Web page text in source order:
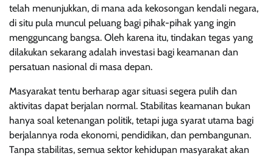
telah menunjukkan, di mana ada kekosongan kendali negara,
di situ pula muncul peluang bagi pihak-pihak yang ingin
mengguncang bangsa. Oleh karena itu, tindakan tegas yang
dilakukan sekarang adalah investasi bagi keamanan dan
persatuan nasional di masa depan.
Masyarakat tentu berharap agar situasi segera pulih dan
aktivitas dapat berjalan normal. Stabilitas keamanan bukan
hanya soal ketenangan politik, tetapi juga syarat utama bagi
berjalannya roda ekonomi, pendidikan, dan pembangunan.
Tanpa stabilitas, semua sektor kehidupan masyarakat akan